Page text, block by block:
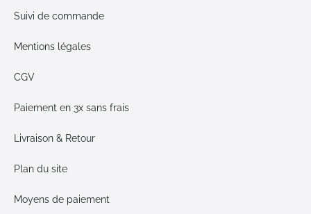
Suivi de commande
Mentions légales
CGV
Paiement en 3x sans frais
Livraison & Retour
Plan du site
Moyens de paiement